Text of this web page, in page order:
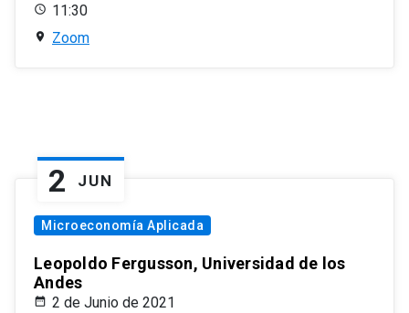
11:30
Zoom
2 JUN
Microeconomía Aplicada
Leopoldo Fergusson, Universidad de los
Andes
2 de Junio de 2021